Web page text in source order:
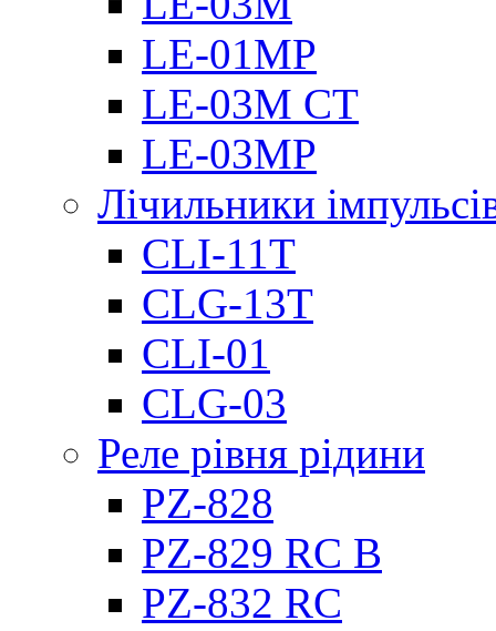
LE-01MP
LE-03M CT
LE-03MP
Лічильники
CLI-11T
CLG-13T
CLI-01
CLG-03
Реле рівня рідини
PZ-828
PZ-829 RC B
PZ-832 RC